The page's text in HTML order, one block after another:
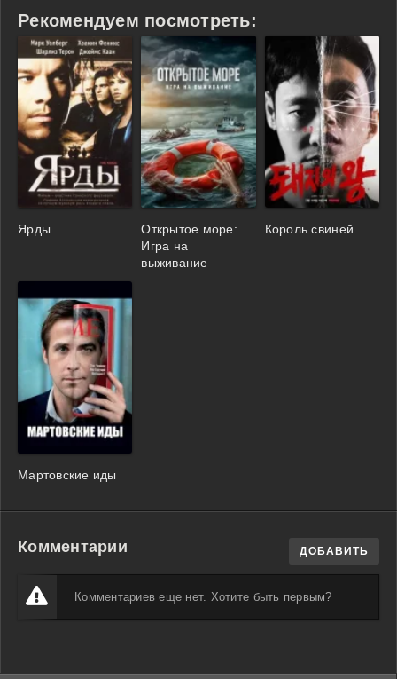
Рекомендуем посмотреть:
Ярды
Открытое море:
Игра на
выживание
Король свиней
Мартовские иды
Комментарии ДОБАВИТЬ
Комментариев еще нет. Хотите быть первым?